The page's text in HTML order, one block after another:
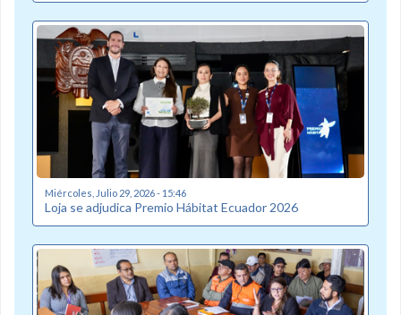
Miércoles, Julio 29, 2026 - 15:46
Loja se adjudica Premio Hábitat Ecuador 2026